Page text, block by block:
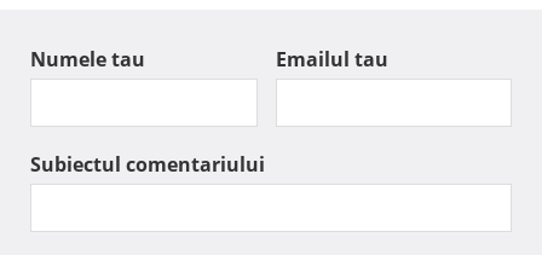
Numele tau Emailul tau
Subiectul comentariului